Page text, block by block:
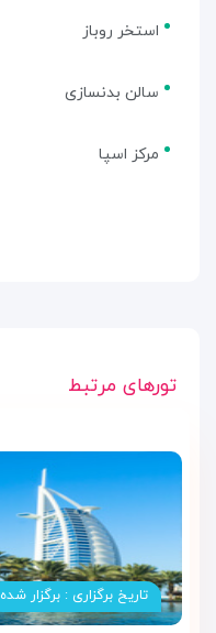
استخر روباز
سالن بدنسازی
مرکز اسپا
تورهای مرتبط
تاریخ برگزاری : برگزار شده